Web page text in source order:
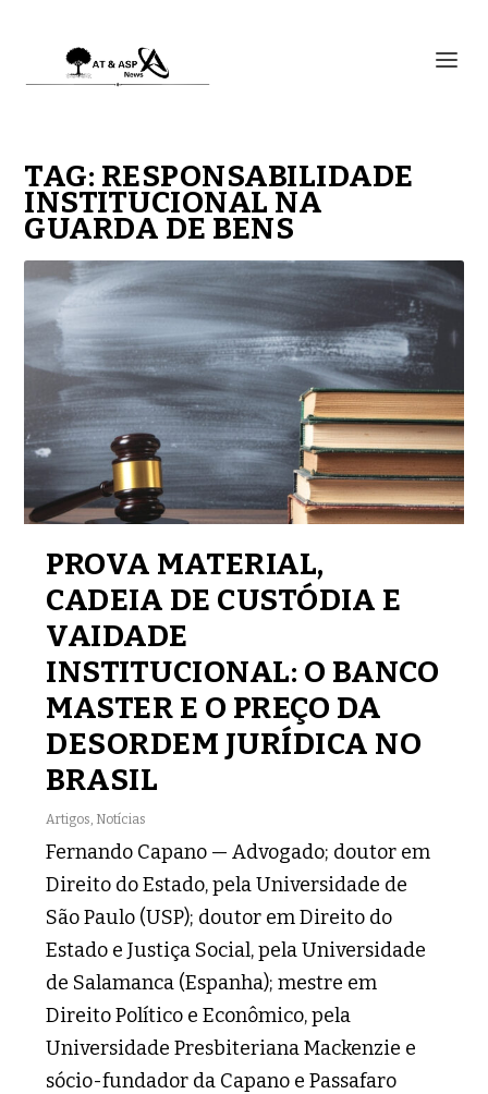
TAG: RESPONSABILIDADE
INSTITUCIONAL NA
GUARDA DE BENS
PROVA MATERIAL,
CADEIA DE CUSTÓDIA E
VAIDADE
INSTITUCIONAL: O BANCO
MASTER E O PREÇO DA
DESORDEM JURÍDICA NO
BRASIL
Artigos Notícias
Fernando Capano — Advogado; doutor em
Direito do Estado, pela Universidade de
São Paulo (USP); doutor em Direito do
Estado e Justiça Social, pela Universidade
de Salamanca (Espanha); mestre em
Direito Político e Econômico, pela
Universidade Presbiteriana Mackenzie e
sócio-fundador da Capano e Passafaro